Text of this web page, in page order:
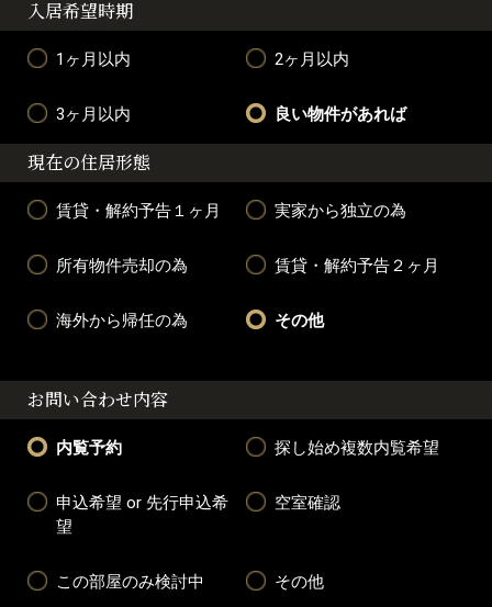
入居希望時期
1ヶ月以内 2ヶ月以内
3ヶ月以内 良い物件があれば
現在の住居形態
賃貸・解約予告１ヶ月 実家から独立の為
所有物件売却の為 賃貸・解約予告２ヶ月
海外から帰任の為 その他
お問い合わせ内容
内覧予約 探し始め複数内覧希望
申込希望 or 先行申込希
望
空室確認
この部屋のみ検討中 その他